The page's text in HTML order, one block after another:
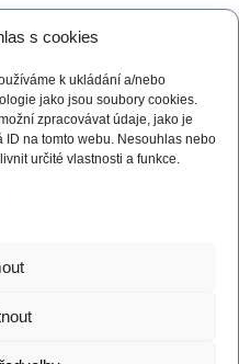
s cookies
k ukládání a/nebo
jako jsou soubory cookies.
zpracovávat údaje, jako je
na tomto webu. Nesouhlas nebo
určité vlastnosti a funkce.